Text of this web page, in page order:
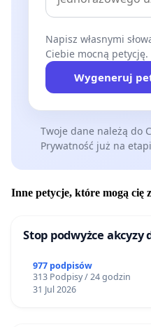
Napisz własnymi
Ciebie mocną petycję.
Wygeneruj
Twoje dane należą do
Prywatność już na
Inne petycje, które mogą cię
Stop podwyżce akcyzy
977 podpisów
313 Podpisy / 24 godzin
31 Jul 2026